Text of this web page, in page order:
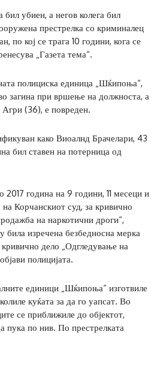
убиен, а негов колега бил
престрелка со криминалец
по кој се трага 10 години, кога се
„Газета тема“.
полициска единица „Шќипоња“,
загина при вршење на должноста, а
Агри (36), е повреден.
како Виоалнд Брачелари, 43
бил ставен на потерница од
2017 година на 9 години, 11 месеци и
Корчанскиот суд, за кривично
на наркотични дроги“,
била изречена безбедносна мерка
кривично дело „Одгледување на
полицијата.
единици „Шќипоња“ изготвиле
куќата за да го уапсат. Во
се приближиле до објектот,
пука по нив. По престрелката